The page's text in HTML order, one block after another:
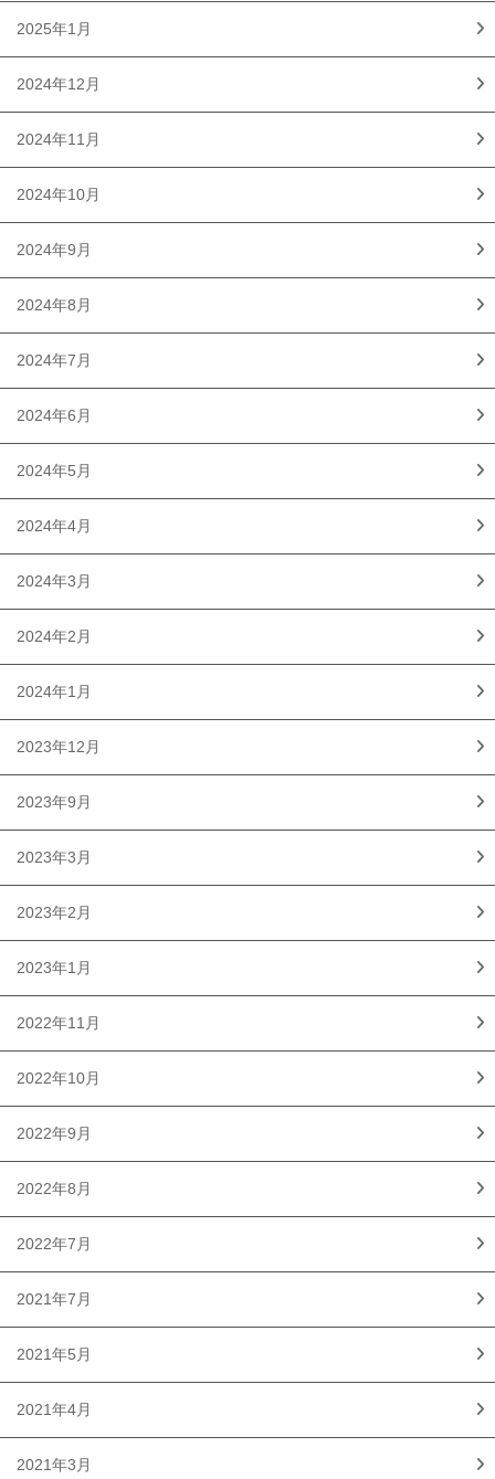
2025年1月
2024年12月
2024年11月
2024年10月
2024年9月
2024年8月
2024年7月
2024年6月
2024年5月
2024年4月
2024年3月
2024年2月
2024年1月
2023年12月
2023年9月
2023年3月
2023年2月
2023年1月
2022年11月
2022年10月
2022年9月
2022年8月
2022年7月
2021年7月
2021年5月
2021年4月
2021年3月